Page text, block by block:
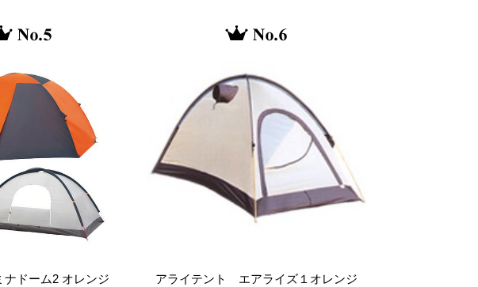
ナドーム2 オレンジ アライテント エアライズ１オレンジ